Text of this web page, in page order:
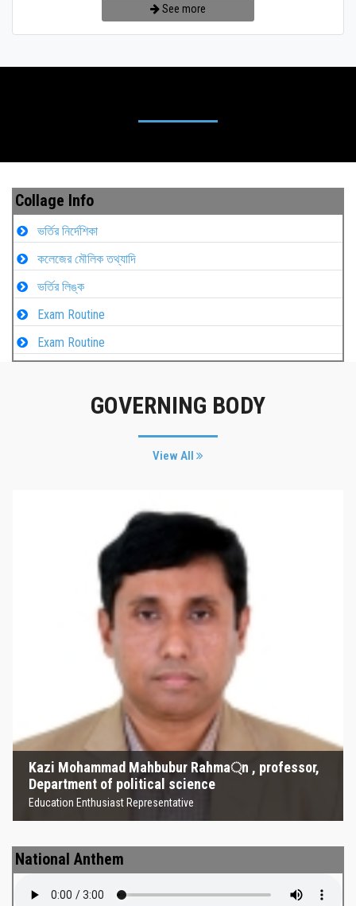
See more
Collage Info
ভর্তির নির্দেশিকা
কলেজের মৌলিক তথ্যাদি
ভর্তির লিঙ্ক
Exam Routine
Exam Routine
GOVERNING BODY
View All
Kazi Mohammad Mahbubur Rahma্‌n , professor,
Department of political science
Education Enthusiast Representative
Kazi Mohammad Mahbubur
Rahma্‌n , professor, Department
of political science
Education Enthusiast Representative
National Anthem